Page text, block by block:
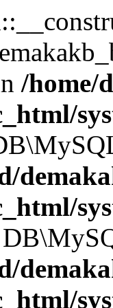
/home/